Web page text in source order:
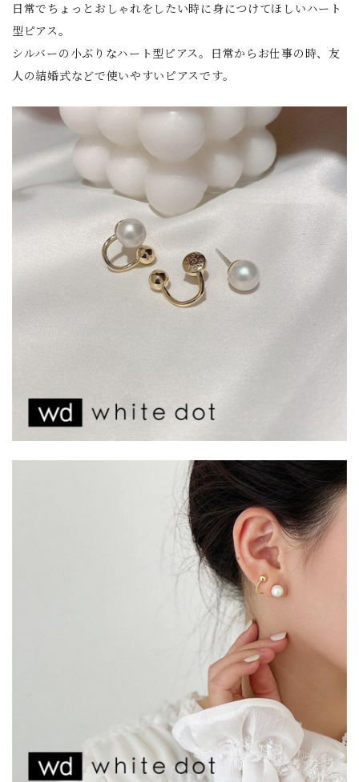
日常でちょっとおしゃれをしたい時に身につけてほしいハート
型ピアス。
シルバーの小ぶりなハート型ピアス。日常からお仕事の時、友
人の結婚式などで使いやすいピアスです。